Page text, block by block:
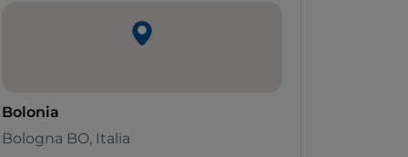
Bolonia
Bologna BO, Italia